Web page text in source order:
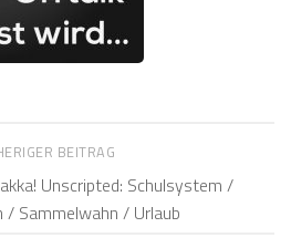
BEITRAG
Unscripted: Schulsystem /
/ Sammelwahn / Urlaub